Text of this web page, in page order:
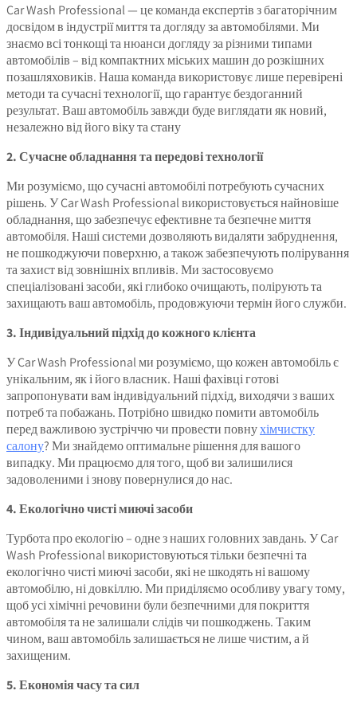
Car Wash Professional — це команда експертів з багаторічним
досвідом в індустрії миття та догляду за автомобілями. Ми
знаємо всі тонкощі та нюанси догляду за різними типами
автомобілів – від компактних міських машин до розкішних
позашляховиків. Наша команда використовує лише перевірені
методи та сучасні технології, що гарантує бездоганний
результат. Ваш автомобіль завжди буде виглядати як новий,
незалежно від його віку та стану
2. Сучасне обладнання та передові технології
Ми розуміємо, що сучасні автомобілі потребують сучасних
рішень. У Car Wash Professional використовується найновіше
обладнання, що забезпечує ефективне та безпечне миття
автомобіля. Наші системи дозволяють видаляти забруднення,
не пошкоджуючи поверхню, а також забезпечують полірування
та захист від зовнішніх впливів. Ми застосовуємо
спеціалізовані засоби, які глибоко очищають, полірують та
захищають ваш автомобіль, продовжуючи термін його служби.
3. Індивідуальний підхід до кожного клієнта
У Car Wash Professional ми розуміємо, що кожен автомобіль є
унікальним, як і його власник. Наші фахівці готові
запропонувати вам індивідуальний підхід, виходячи з ваших
потреб та побажань. Потрібно швидко помити автомобіль
перед важливою зустріччю чи провести повнухімчистку
салону? Ми знайдемо оптимальне рішення для вашого
випадку. Ми працюємо для того, щоб ви залишилися
задоволеними і знову повернулися до нас.
4. Екологічно чисті миючі засоби
Турбота про екологію – одне з наших головних завдань. У Car
Wash Professional використовуються тільки безпечні та
екологічно чисті миючі засоби, які не шкодять ні вашому
автомобілю, ні довкіллю. Ми приділяємо особливу увагу тому,
щоб усі хімічні речовини були безпечними для покриття
автомобіля та не залишали слідів чи пошкоджень. Таким
чином, ваш автомобіль залишається не лише чистим, а й
захищеним.
5. Економія часу та сил